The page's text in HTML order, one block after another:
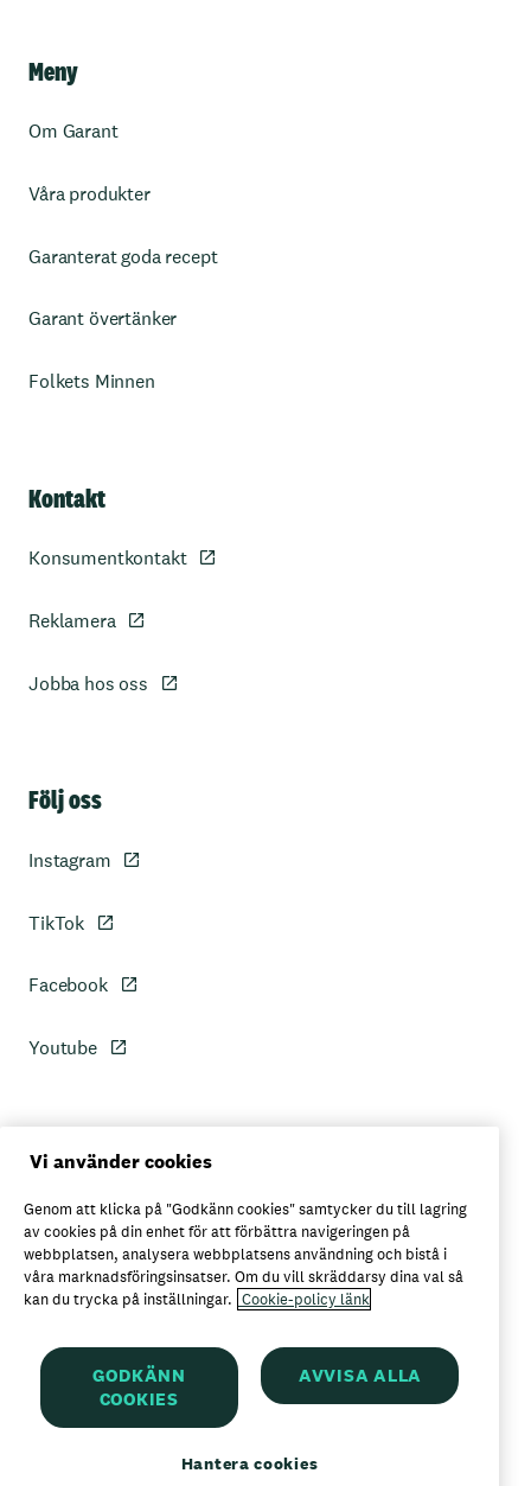
Meny
Om Garant
Våra produkter
Garanterat goda recept
Garant övertänker
Folkets Minnen
Kontakt
Konsumentkontakt
Reklamera
Jobba hos oss
Följ oss
Instagram
TikTok
Facebook
Youtube
Personuppgiftspolicy
Axfoods integritetspolicy
Här kan du köpa Garant
Garant är ett registrerat varumärke för
Vi använder cookies
Genom att klicka på "Godkänn cookies" samtycker du till lagring
av cookies på din enhet för att förbättra navigeringen på
webbplatsen, analysera webbplatsens användning och bistå i
våra marknadsföringsinsatser. Om du vill skräddarsy dina val så
kan du trycka på inställningar. Cookie-policy länk
GODKÄNN
COOKIES
AVVISA ALLA
Hantera cookies